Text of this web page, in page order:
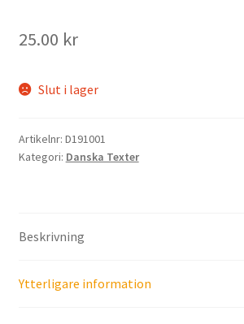
25.00 kr
Slut i lager
Artikelnr: D191001
Kategori: Danska Texter
Beskrivning
Ytterligare information